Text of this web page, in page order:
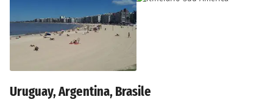
Uruguay, Argentina, Brasile